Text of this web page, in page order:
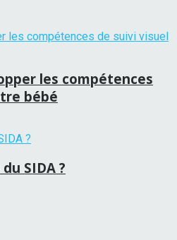
les compétences
bébé
SIDA ?